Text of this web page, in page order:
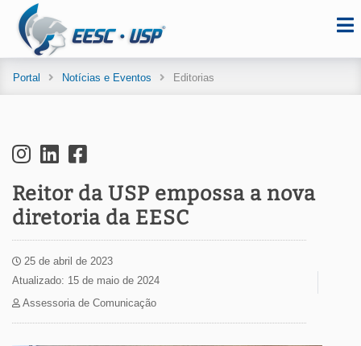
Portal Notícias e Eventos Editorias
Reitor da USP empossa a nova
diretoria da EESC
25 de abril de 2023
Atualizado: 15 de maio de 2024
Assessoria de Comunicação